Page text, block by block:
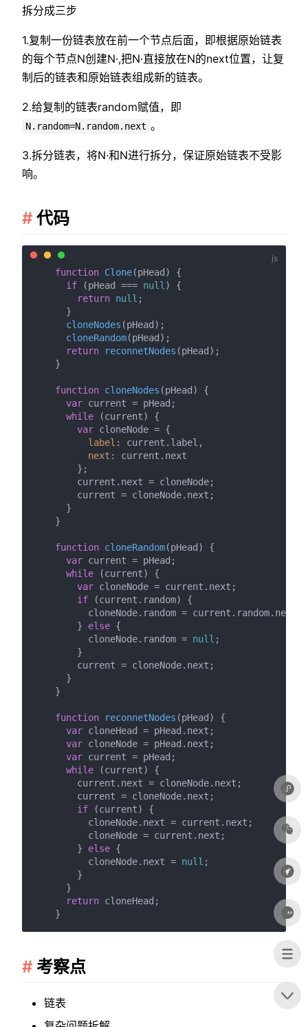
拆分成三步
1.复制一份链表放在前一个节点后面，即根据原始链表
的每个节点N创建N·,把N·直接放在N的next位置，让复
制后的链表和原始链表组成新的链表。
2.给复制的链表random赋值，即
N.random=N.random.next 。
3.拆分链表，将N·和N进行拆分，保证原始链表不受影
响。
代码
function Clone(pHead ) {
if (pHead === null ) {
return null ;
      }
cloneNodes (pHead);
cloneRandom(pHead);
return
reconnetNodes (pHead);
    }
function cloneNodes (pHead ) {
var current = pHead;
while (current) {
var cloneNode = {
label : current. label ,
next : current. next
        };
        current.
next = cloneNode;
        current = cloneNode.
next ;
      }
    }
function cloneRandom(pHead ) {
var current = pHead;
while (current) {
var cloneNode = current. next ;
if (current. random) {
          cloneNode.
random = current. random. next
        }
else {
          cloneNode.
random = null ;
        }
        current = cloneNode.
next ;
      }
    }
function reconnetNodes (pHead ) {
var cloneHead = pHead. next ;
var cloneNode = pHead. next ;
var current = pHead;
while (current) {
        current.
next = cloneNode. next ;
        current = cloneNode.
next ;
if (current) {
          cloneNode.
next = current. next ;
          cloneNode = current.
next ;
        }
else {
          cloneNode.
next = null ;
        }
      }
return cloneHead;
考察点
链表